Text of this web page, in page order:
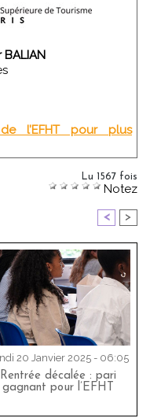
BALIAN
l’EFHT pour plus
Lu 1567 fois
Notez
< >
20 Janvier 2025 - 06:05
Rentrée décalée : pari
gagnant pour l’EFHT